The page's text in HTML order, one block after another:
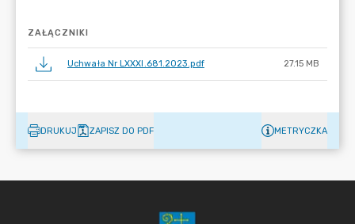
ZAŁĄCZNIKI
Uchwała Nr LXXXI.681.2023.pdf 27.15 MB
DRUKUJ ZAPISZ DO PDF METRYCZKA